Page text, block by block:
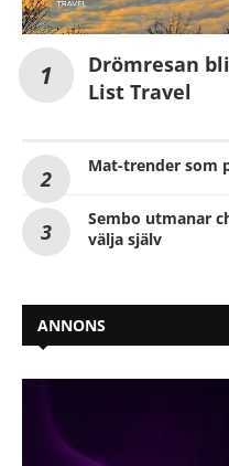
Drömresan
List Travel
Mat-trender som
Sembo utmanar
välja själv
ANNONS